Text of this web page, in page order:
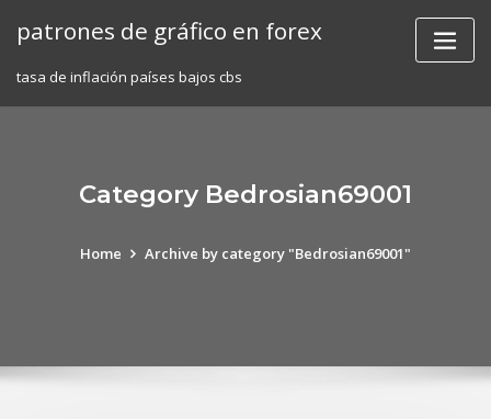
patrones de gráfico en forex
tasa de inflación países bajos cbs
Category Bedrosian69001
Home Archive by category "Bedrosian69001"